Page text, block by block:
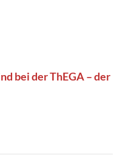
bei der ThEGA – der